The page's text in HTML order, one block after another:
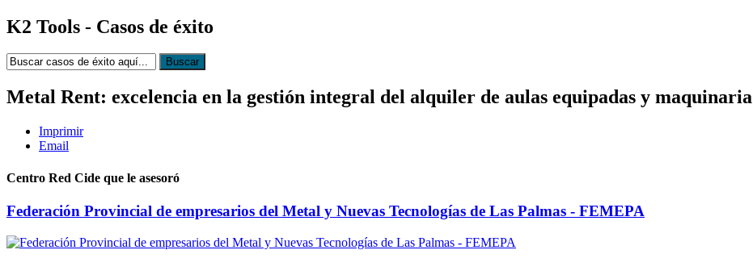
K2 Tools - Casos de éxito
Metal Rent: excelencia en la gestión integral del alquiler de aulas equipadas y maquinaria
Imprimir
Email
Centro Red Cide que le asesoró
Federación Provincial de empresarios del Metal y Nuevas Tecnologías de Las Palmas - FEMEPA